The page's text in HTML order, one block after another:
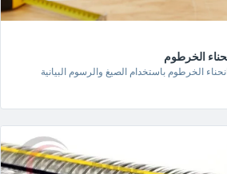
الخرطوم
الخرطوم باستخدام الصيغ والرسوم البيانية